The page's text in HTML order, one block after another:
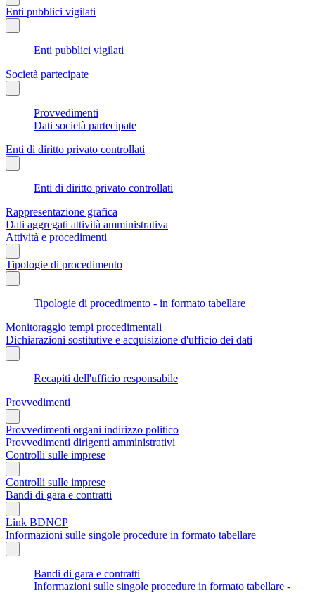
Enti pubblici vigilati
Enti pubblici vigilati
Società partecipate
Provvedimenti
Dati società partecipate
Enti di diritto privato controllati
Enti di diritto privato controllati
Rappresentazione grafica
Dati aggregati attività amministrativa
Attività e procedimenti
Tipologie di procedimento
Tipologie di procedimento - in formato tabellare
Monitoraggio tempi procedimentali
Dichiarazioni sostitutive e acquisizione d'ufficio dei dati
Recapiti dell'ufficio responsabile
Provvedimenti
Provvedimenti organi indirizzo politico
Provvedimenti dirigenti amministrativi
Controlli sulle imprese
Controlli sulle imprese
Bandi di gara e contratti
Link BDNCP
Informazioni sulle singole procedure in formato tabellare
Bandi di gara e contratti
Informazioni sulle singole procedure in formato tabellare -